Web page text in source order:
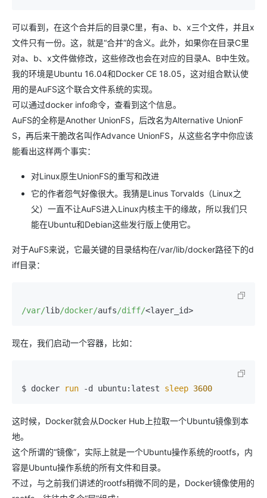
可以看到，在这个合并后的目录C里，有a、b、x三个文件，并且x
文件只有一份。这，就是“合并”的含义。此外，如果你在目录C里
对a、b、x文件做修改，这些修改也会在对应的目录A、B中生效。
我的环境是Ubuntu 16.04和Docker CE 18.05，这对组合默认使
用的是AuFS这个联合文件系统的实现。
可以通过docker info命令，查看到这个信息。
AuFS的全称是Another UnionFS，后改名为Alternative UnionF
S，再后来干脆改名叫作Advance UnionFS，从这些名字中你应该
能看出这样两个事实：
对Linux原生UnionFS的重写和改进
它的作者怨气好像很大。我猜是Linus Torvalds（Linux之
父）一直不让AuFS进入Linux内核主干的缘故，所以我们只
能在Ubuntu和Debian这些发行版上使用它。
对于AuFS来说，它最关键的目录结构在/var/lib/docker路径下的d
iff目录：
/var/lib/docker/aufs/diff/<layer_id>
现在，我们启动一个容器，比如：
$ docker run -d ubuntu:latest sleep 3600
这时候，Docker就会从Docker Hub上拉取一个Ubuntu镜像到本
地。
这个所谓的“镜像”，实际上就是一个Ubuntu操作系统的rootfs，内
容是Ubuntu操作系统的所有文件和目录。
不过，与之前我们讲述的rootfs稍微不同的是，Docker镜像使用的